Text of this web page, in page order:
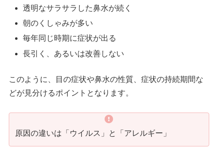
透明なサラサラした鼻水が続く
朝のくしゃみが多い
毎年同じ時期に症状が出る
長引く、あるいは改善しない
このように、目の症状や鼻水の性質、症状の持続期間な
どが見分けるポイントとなります。
原因の違いは「ウイルス」と「アレルギー」